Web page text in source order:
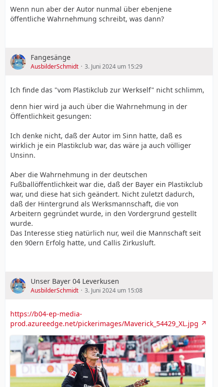
Wenn nun aber der Autor nunmal über ebenjene
öffentliche Wahrnehmung schreibt, was dann?
Fangesänge
AusbilderSchmidt 3. Juni 2024 um 15:29
Ich finde das "vom Plastikclub zur Werkself" nicht schlimm,
denn hier wird ja auch über die Wahrnehmung in der
Öffentlichkeit gesungen:
Ich denke nicht, daß der Autor im Sinn hatte, daß es
wirklich je ein Plastikclub war, das wäre ja auch völliger
Unsinn.
Aber die Wahrnehmung in der deutschen
Fußballöffentlichkeit war die, daß der Bayer ein Plastikclub
war, und diese hat sich geändert. Nicht zuletzt dadurch,
daß der Hintergrund als Werksmannschaft, die von
Arbeitern gegründet wurde, in den Vordergrund gestellt
wurde.
Das Interesse stieg natürlich nur, weil die Mannschaft seit
den 90ern Erfolg hatte, und Callis Zirkusluft.
Unser Bayer 04 Leverkusen
AusbilderSchmidt 3. Juni 2024 um 15:08
https://b04-ep-media-
prod.azureedge.net/pickerimages/Maverick_54429_XL.jpg